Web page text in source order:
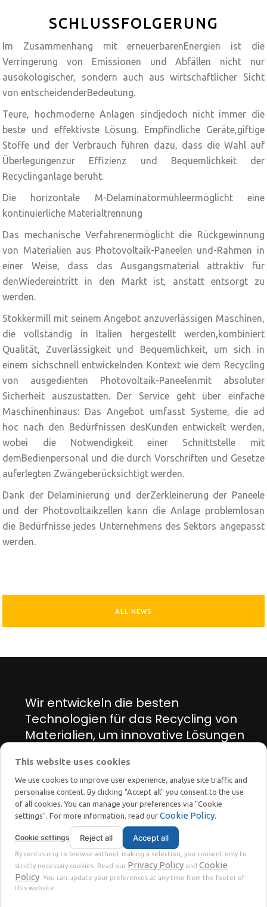
SCHLUSSFOLGERUNG
Im Zusammenhang mit erneuerbarenEnergien ist die
Verringerung von Emissionen und Abfällen nicht nur
ausökologischer, sondern auch aus wirtschaftlicher Sicht
von entscheidenderBedeutung.
Teure, hochmoderne Anlagen sindjedoch nicht immer die
beste und effektivste Lösung. Empfindliche Geräte,giftige
Stoffe und der Verbrauch führen dazu, dass die Wahl auf
Überlegungenzur Effizienz und Bequemlichkeit der
Recyclinganlage beruht.
Die horizontale M-Delaminatormühleermöglicht eine
kontinuierliche Materialtrennung
Das mechanische Verfahrenermöglicht die Rückgewinnung
von Materialien aus Photovoltaik-Paneelen und-Rahmen in
einer Weise, dass das Ausgangsmaterial attraktiv für
denWiedereintritt in den Markt ist, anstatt entsorgt zu
werden.
Stokkermill mit seinem Angebot anzuverlässigen Maschinen,
die vollständig in Italien hergestellt werden,kombiniert
Qualität, Zuverlässigkeit und Bequemlichkeit, um sich in
einem sichschnell entwickelnden Kontext wie dem Recycling
von ausgedienten Photovoltaik-Paneelenmit absoluter
Sicherheit auszustatten. Der Service geht über einfache
Maschinenhinaus: Das Angebot umfasst Systeme, die ad
hoc nach den Bedürfnissen desKunden entwickelt werden,
wobei die Notwendigkeit einer Schnittstelle mit
demBedienpersonal und die durch Vorschriften und Gesetze
auferlegten Zwängeberücksichtigt werden.
Dank der Delaminierung und derZerkleinerung der Paneele
und der Photovoltaikzellen kann die Anlage problemlosan
die Bedürfnisse jedes Unternehmens des Sektors angepasst
werden.
ALL NEWS
Wir entwickeln die besten
Technologien für das Recycling von
Materialien, um innovative Lösungen
zu finden.
STOKKERMILL | SELTEK SRL© 2023 | P. Iva. IT02360630301 |Privacy |Terms
This website uses cookies
We use cookies to improve user experience, analyse site traffic and
personalise content. By clicking "Accept all" you consent to the use
of all cookies. You can manage your preferences via "Cookie
settings". For more information, read our Cookie Policy.
Cookie settings Reject all Accept all
By continuing to browse without making a selection, you consent only to
strictly necessary cookies. Read our Privacy Policy and Cookie
Policy . You can update your preferences at any time from the footer of
this website.